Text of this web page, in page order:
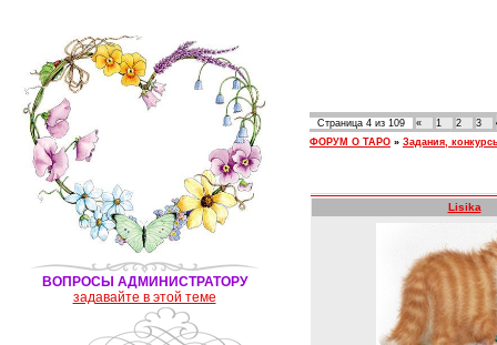
ВОПРОСЫ АДМИНИСТРАТОРУ
задавайте в этой теме
Страница 4 из 109 « 1 2 3
ФОРУМ О ТАРО » Задания,
Lisika